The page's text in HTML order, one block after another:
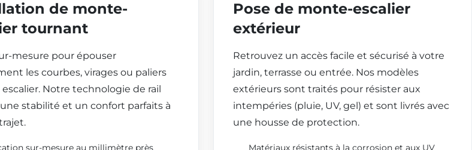
de monte-
tournant
mesure pour épouser
les courbes, virages ou paliers
Notre technologie de rail
stabilité et un confort parfaits à
sur-mesure au millimètre près
Pose de monte-escalier
extérieur
Retrouvez un accès facile et sécurisé à votre
jardin, terrasse ou entrée. Nos modèles
extérieurs sont traités pour résister aux
intempéries (pluie, UV, gel) et sont livrés avec
une housse de protection.
Matériaux résistants à la corrosion et aux UV